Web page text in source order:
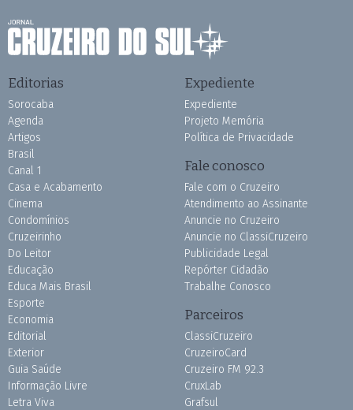
Editorias
Sorocaba
Agenda
Artigos
Brasil
Canal 1
Casa e Acabamento
Cinema
Condomínios
Cruzeirinho
Do Leitor
Educação
Educa Mais Brasil
Esporte
Economia
Editorial
Exterior
Guia Saúde
Informação Livre
Letra Viva
Expediente
Expediente
Projeto Memória
Política de Privacidade
Fale conosco
Fale com o Cruzeiro
Atendimento ao Assinante
Anuncie no Cruzeiro
Anuncie no ClassiCruzeiro
Publicidade Legal
Repórter Cidadão
Trabalhe Conosco
Parceiros
ClassiCruzeiro
CruzeiroCard
Cruzeiro FM 92.3
CruxLab
Grafsul